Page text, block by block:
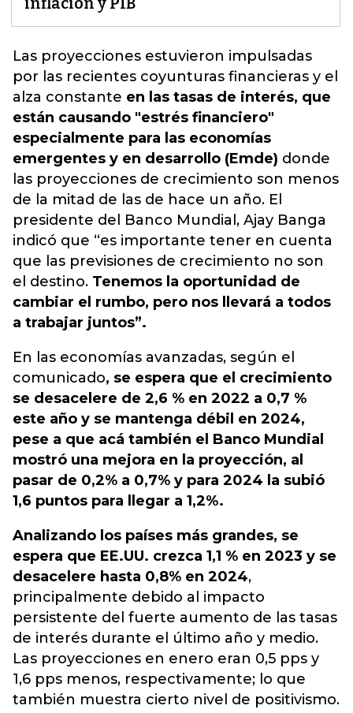
Las proyecciones estuvieron impulsadas
por las recientes coyunturas financieras y el
alza constante en las tasas de interés, que
están causando "estrés financiero"
especialmente para las economías
emergentes y en desarrollo (Emde) donde
las proyecciones de crecimiento son menos
de la mitad de las de hace un año. El
presidente del Banco Mundial, Ajay Banga
indicó que “es importante tener en cuenta
que las previsiones de crecimiento no son
el destino. Tenemos la oportunidad de
cambiar el rumbo, pero nos llevará a todos
a trabajar juntos”.
En las economías avanzadas, según el
comunicado, se espera que el crecimiento
se desacelere de 2,6 % en 2022 a 0,7 %
este año y se mantenga débil en 2024,
pese a que acá también el Banco Mundial
mostró una mejora en la proyección, al
pasar de 0,2% a 0,7% y para 2024 la subió
1,6 puntos para llegar a 1,2%.
Analizando los países más grandes, se
espera que EE.UU. crezca 1,1 % en 2023 y se
desacelere hasta 0,8% en 2024,
principalmente debido al impacto
persistente del fuerte aumento de las tasas
de interés durante el último año y medio.
Las proyecciones en enero eran 0,5 pps y
1,6 pps menos, respectivamente; lo que
también muestra cierto nivel de positivismo.